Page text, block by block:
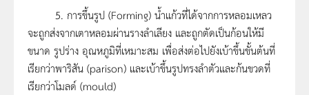
5. การขึ้นรูป (Forming) น้ำแก้วที่ได้จากการหลอมเหลว
จะถูกส่งจากเตาหลอมผ่านรางลำเลียง และถูกตัดเป็นก้อนให้มี
ขนาด รูปร่าง อุณหภูมิที่เหมาะสม เพื่อส่งต่อไปยังเบ้าขึ้นขั้นต้นที่
เรียกว่าพาริสัน (parison) และเบ้าขึ้นรูปทรงลำตัวและก้นขวดที่
เรียกว่าโมลด์ (mould)